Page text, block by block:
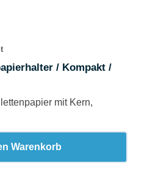
/ Kompakt /
mit Kern,
Warenkorb